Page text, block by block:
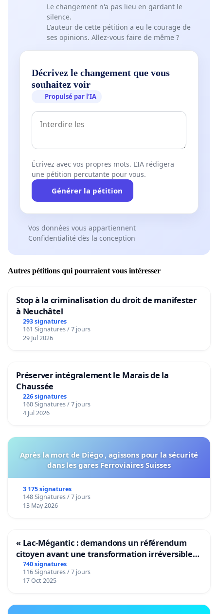
Le changement n'a pas lieu en gardant le
silence.
L'auteur de cette pétition a eu le courage de
ses opinions. Allez-vous faire de même ?
Décrivez le changement que vous
souhaitez voir
Propulsé par l’IA
Écrivez avec vos propres mots. L’IA rédigera
une pétition percutante pour vous.
Générer la pétition
Vos données vous appartiennent
Confidentialité dès la conception
Autres pétitions qui pourraient vous intéresser
Stop à la criminalisation du droit de manifester
à Neuchâtel
293 signatures
161 Signatures / 7 jours
29 Jul 2026
Préserver intégralement le Marais de la
Chaussée
226 signatures
160 Signatures / 7 jours
4 Jul 2026
Après la mort de Diégo , agissons pour la sécurité
dans les gares Ferroviaires Suisses
3 175 signatures
148 Signatures / 7 jours
13 May 2026
« Lac-Mégantic : demandons un référendum
citoyen avant une transformation irréversible
de notre territoire »
740 signatures
116 Signatures / 7 jours
17 Oct 2025